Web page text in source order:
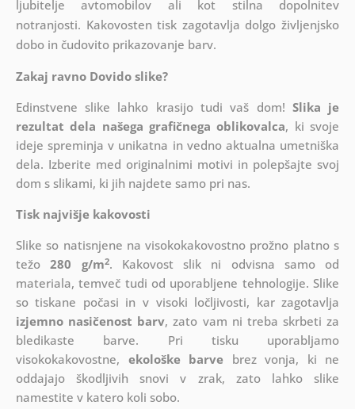
ljubitelje avtomobilov ali kot stilna dopolnitev
notranjosti. Kakovosten tisk zagotavlja dolgo življenjsko
dobo in čudovito prikazovanje barv.
Zakaj ravno Dovido slike?
Edinstvene slike lahko krasijo tudi vaš dom! Slika je
rezultat dela našega grafičnega oblikovalca, ki svoje
ideje spreminja v unikatna in vedno aktualna umetniška
dela. Izberite med originalnimi motivi in polepšajte svoj
dom s slikami, ki jih najdete samo pri nas.
Tisk najvišje kakovosti
Slike so natisnjene na visokokakovostno prožno platno s
težo280 g/m2. Kakovost slik ni odvisna samo od
materiala, temveč tudi od uporabljene tehnologije. Slike
so tiskane počasi in v visoki ločljivosti, kar zagotavlja
izjemno nasičenost barv, zato vam ni treba skrbeti za
bledikaste barve. Pri tisku uporabljamo
visokokakovostne, ekološke barve brez vonja, ki ne
oddajajo škodljivih snovi v zrak, zato lahko slike
namestite v katero koli sobo.